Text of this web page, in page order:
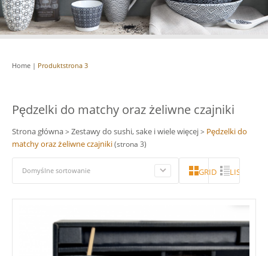
Home | Produktstrona 3
Pędzelki do matchy oraz żeliwne czajniki
Strona główna> Zestawy do sushi, sake i wiele więcej> Pędzelki do
matchy oraz żeliwne czajniki(strona 3)
Domyślne sortowanie GRID LISTA